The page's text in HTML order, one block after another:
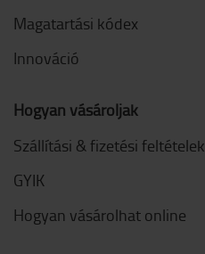
Magatartási kódex
Innováció
Hogyan vásároljak
Szállítási & fizetési feltételek
GYIK
Hogyan vásárolhat online